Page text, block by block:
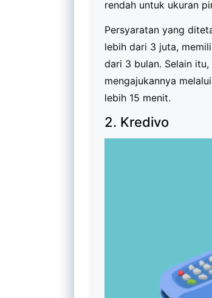
rendah untuk ukuran
Persyaratan yang
lebih dari 3 juta,
dari 3 bulan. Selain
mengajukannya
lebih 15 menit.
2. Kredivo